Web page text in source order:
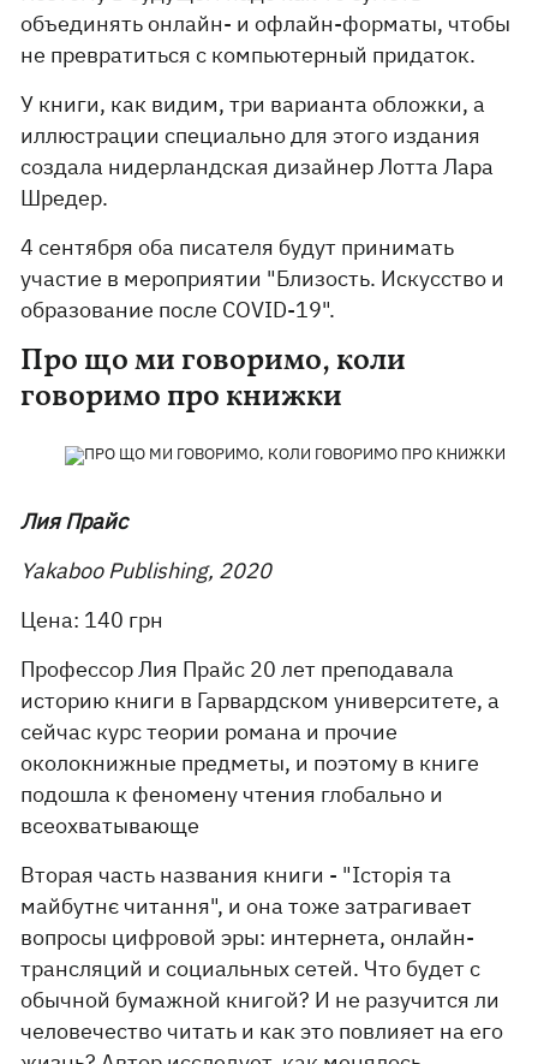
объединять онлайн- и офлайн-форматы, чтобы
не превратиться с компьютерный придаток.
У книги, как видим, три варианта обложки, а
иллюстрации специально для этого издания
создала нидерландская дизайнер Лотта Лара
Шредер.
4 сентября оба писателя будут принимать
участие в мероприятии "Близость. Искусство и
образование после COVID-19".
Про що ми говоримо, коли
говоримо про книжки
Лия Прайс
Yakaboo Publishing, 2020
Цена: 140 грн
Профессор Лия Прайс 20 лет преподавала
историю книги в Гарвардском университете, а
сейчас курс теории романа и прочие
околокнижные предметы, и поэтому в книге
подошла к феномену чтения глобально и
всеохватывающе
Вторая часть названия книги - "Історія та
майбутнє читання", и она тоже затрагивает
вопросы цифровой эры: интернета, онлайн-
трансляций и социальных сетей. Что будет с
обычной бумажной книгой? И не разучится ли
человечество читать и как это повлияет на его